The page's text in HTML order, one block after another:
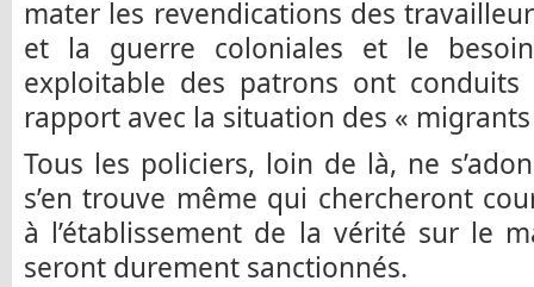
mater les revendications des
et la guerre coloniales et le
exploitable des patrons ont
rapport avec la situation des « migrants
Tous les policiers, loin de là, ne
s’en trouve même qui chercheront
à l’établissement de la vérité sur le
seront durement sanctionnés.